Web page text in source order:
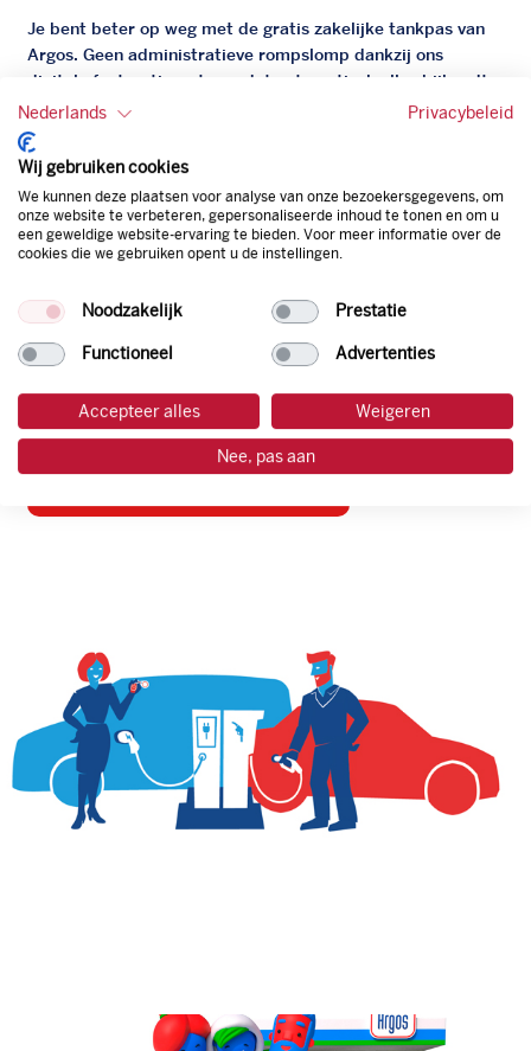
Je bent beter op weg met de gratis zakelijke tankpas van
Argos. Geen administratieve rompslomp dankzij ons
digitale facturatiesysteem dat automatisch alles bijhoudt.
Zo bespaar je dus tijd, geld en energie.
Onze tankpas is super flexibel, zo geniet je van het gemak
van een flexibele limiet, zit je niet vast aan een contract en
bepaal je zelf of er wel of geen andere producten dan
brandstof mee betaalt kunnen worden.
Bovendien profiteer je altijd van een gegarandeerde
natuurlijk de prijs aan de pomp. Zo ben je altijd verzekerd
van de laagste prijs.
tankpas aanvragen
Nederlands Privacybeleid
Wij gebruiken cookies
We kunnen deze plaatsen voor analyse van onze bezoekersgegevens, om
onze website te verbeteren, gepersonaliseerde inhoud te tonen en om u
een geweldige website-ervaring te bieden. Voor meer informatie over de
cookies die we gebruiken opent u de instellingen.
Noodzakelijk Prestatie
Functioneel Advertenties
Accepteer alles Weigeren
Nee, pas aan